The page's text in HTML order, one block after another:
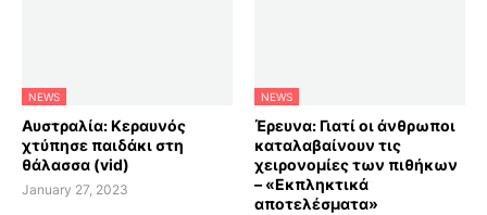
NEWS
Αυστραλία: Κεραυνός
χτύπησε παιδάκι στη
θάλασσα (vid)
January 27, 2023
NEWS
Έρευνα: Γιατί οι άνθρωποι
καταλαβαίνουν τις
χειρονομίες των πιθήκων
– «Εκπληκτικά
αποτελέσματα»